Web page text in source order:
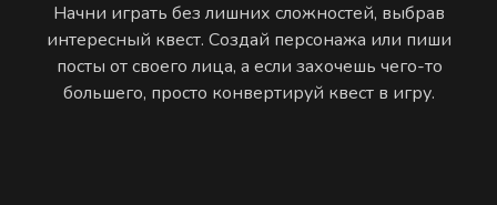
Начни играть без лишних сложностей, выбрав
интересный квест. Создай персонажа или пиши
посты от своего лица, а если захочешь чего-то
большего, просто конвертируй квест в игру.